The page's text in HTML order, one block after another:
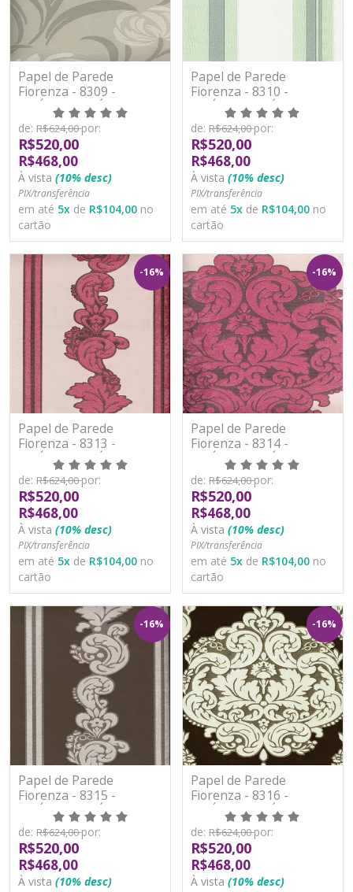
Papel de Parede
Fiorenza - 8309 -
VINÍLICO LAVÁVEL
de: R$624,00por:
R$520,00
R$468,00
À vista (10% desc)
PIX/transferência
em até 5x de R$104,00 no
cartão
Papel de Parede
Fiorenza - 8310 -
VINÍLICO LAVÁVEL
de: R$624,00por:
R$520,00
R$468,00
À vista (10% desc)
PIX/transferência
em até 5x de R$104,00 no
cartão
-16%
Papel de Parede
Fiorenza - 8313 -
VINÍLICO LAVÁVEL
de: R$624,00por:
R$520,00
R$468,00
À vista (10% desc)
PIX/transferência
em até 5x de R$104,00 no
cartão
-16%
Papel de Parede
Fiorenza - 8314 -
VINÍLICO LAVÁVEL
de: R$624,00por:
R$520,00
R$468,00
À vista (10% desc)
PIX/transferência
em até 5x de R$104,00 no
cartão
-16%
Papel de Parede
Fiorenza - 8315 -
VINÍLICO LAVÁVEL
de: R$624,00por:
R$520,00
R$468,00
À vista (10% desc)
-16%
Papel de Parede
Fiorenza - 8316 -
VINÍLICO LAVÁVEL
de: R$624,00por:
R$520,00
R$468,00
À vista (10% desc)